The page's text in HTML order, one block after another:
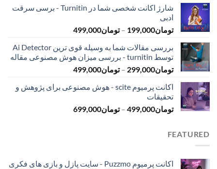
تومان145,000
تومان399,000
شارژ اکانت شخصی شما در Turnitin - برسی سرقت
ادبی
تومان199,000
– تومان499,000محدوده
تومان199,000
تا
تومان499,000
بررسی مقالات شما به وسیله قوی ترین Ai Detector
توسط turnitin - بررسی میزان هوش مصنوعی مقاله
تومان299,000
– تومان499,000محدوده
تومان299,000
تومان499,000
اکانت پرمیوم scite - هوش مصنوعی برای پژوهش و
تحقیقات
تومان499,000
– تومان699,000محدوده
FEATURED
اکانت پرمیوم Puzzmo - سایت پازل و بازی های فکری